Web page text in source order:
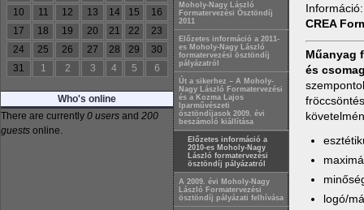
10
11 12 13 14 15
16
17
18 19 20 21 22
23
24
25 26 27 28 29
30
31
1 2 3 4 5 6
Who's online
There are currently 0 users and 200
guests online.
Moholy-Nagy László
Formatervezési Ösztöndíj
2011
Előzetes információ a 2011-
es Moholy-Nagy László
formatervezési ösztöndíj
pályázatról
Út a sikerhez – A Moholy-
Nagy László Formatervezési
és a Kozma Lajos
Iparművészeti
ösztöndíjasok 2009. évi
beszámoló kiállítása
Előzetes információ a
2010-es Moholy-Nagy
László formatervezési
ösztöndíj pályázatról
A 2009. évi Moholy-Nagy
László Formatervezési
ösztöndíj pályázati felhívása
CREA
Műanyag
és
logó/